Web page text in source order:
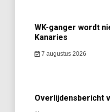
WK-ganger wordt
Kanaries
7 augustus 2026
Overlijdensbericht